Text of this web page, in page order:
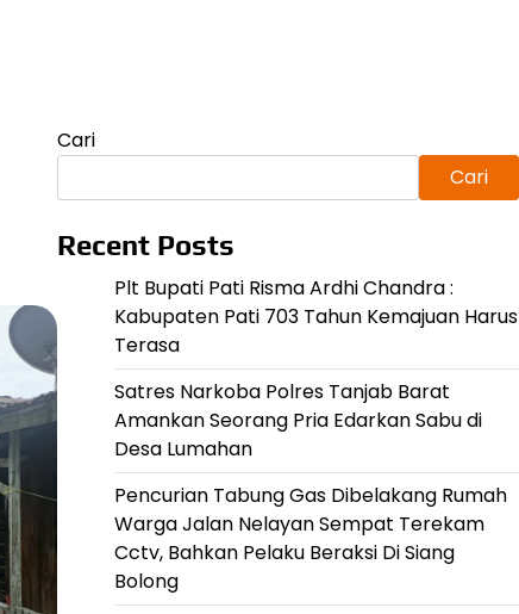
Cari
Cari
Recent Posts
Plt Bupati Pati Risma Ardhi Chandra :
Kabupaten Pati 703 Tahun Kemajuan Harus
Terasa
Satres Narkoba Polres Tanjab Barat
Amankan Seorang Pria Edarkan Sabu di
Desa Lumahan
Pencurian Tabung Gas Dibelakang Rumah
Warga Jalan Nelayan Sempat Terekam
Cctv, Bahkan Pelaku Beraksi Di Siang
Bolong